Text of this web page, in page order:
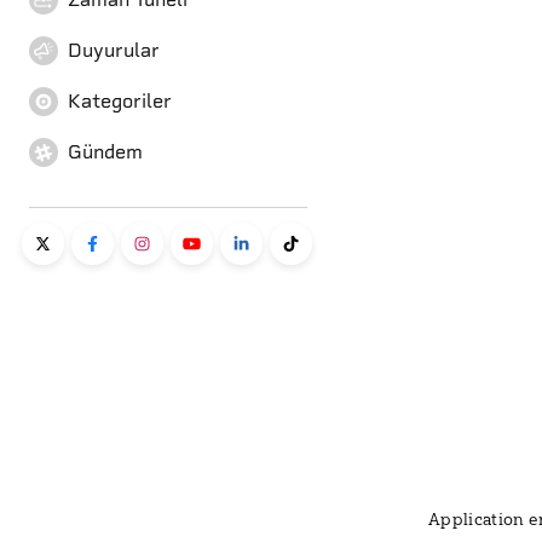
Duyurular
Kategoriler
Gündem
Application